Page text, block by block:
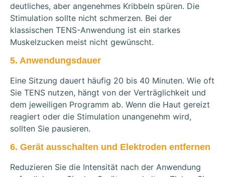
deutliches, aber angenehmes Kribbeln spüren. Die
Stimulation sollte nicht schmerzen. Bei der
klassischen TENS-Anwendung ist ein starkes
Muskelzucken meist nicht gewünscht.
5. Anwendungsdauer
Eine Sitzung dauert häufig 20 bis 40 Minuten. Wie oft
Sie TENS nutzen, hängt von der Verträglichkeit und
dem jeweiligen Programm ab. Wenn die Haut gereizt
reagiert oder die Stimulation unangenehm wird,
sollten Sie pausieren.
6. Gerät ausschalten und Elektroden entfernen
Reduzieren Sie die Intensität nach der Anwendung